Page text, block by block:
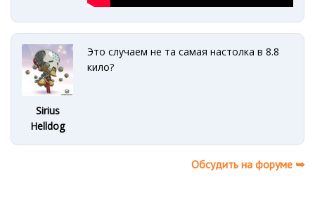
Sirius
Helldog
Это случаем не та самая настолка в 8.8
кило?
Обсудить на форуме ➥